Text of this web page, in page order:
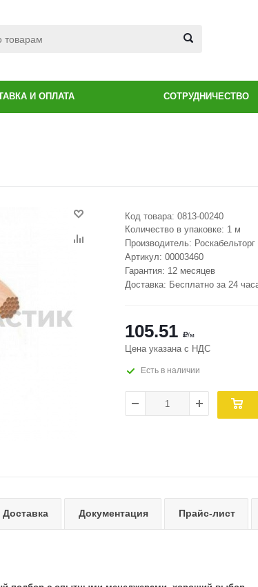
И ОПЛАТА СОТРУДНИЧЕСТВО
Код товара: 0813-00240
Количество в упаковке: 1 м
Производитель: Роскабельторг
Артикул: 00003460
Гарантия: 12 месяцев
Доставка: Бесплатно за 24
105.51 /м
Цена указана с НДС
Есть в наличии
Доставка Документация Прайс-лист